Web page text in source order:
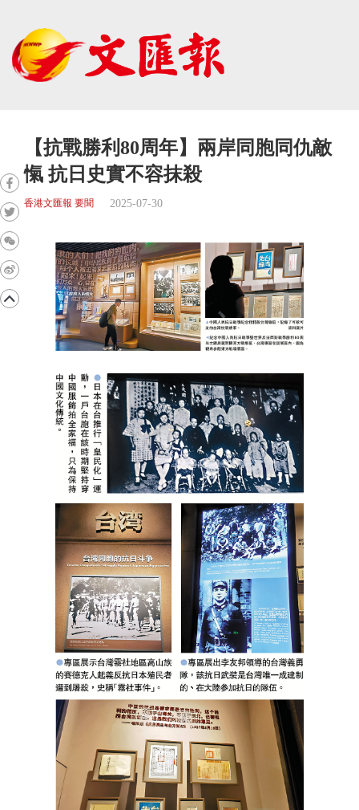
【抗戰勝利80周年】兩岸同胞同仇敵
愾 抗日史實不容抹殺
香港文匯報 要聞 2025-07-30